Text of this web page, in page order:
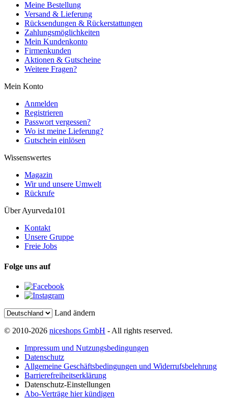
Meine Bestellung
Versand & Lieferung
Rücksendungen & Rückerstattungen
Zahlungsmöglichkeiten
Mein Kundenkonto
Firmenkunden
Aktionen & Gutscheine
Weitere Fragen?
Mein Konto
Anmelden
Registrieren
Passwort vergessen?
Wo ist meine Lieferung?
Gutschein einlösen
Wissenswertes
Magazin
Wir und unsere Umwelt
Rückrufe
Über Ayurveda101
Kontakt
Unsere Gruppe
Freie Jobs
Folge uns auf
Land ändern
© 2010-2026 niceshops GmbH - All rights reserved.
Impressum und Nutzungsbedingungen
Datenschutz
Allgemeine Geschäftsbedingungen und Widerrufsbelehrung
Barrierefreiheitserklärung
Datenschutz-Einstellungen
Abo-Verträge hier kündigen